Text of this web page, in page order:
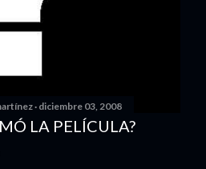
diciembre 03, 2008
LA PELÍCULA?